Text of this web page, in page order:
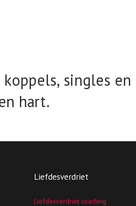
singles en
hart.
Liefdesverdriet
Liefdesverdriet coaching